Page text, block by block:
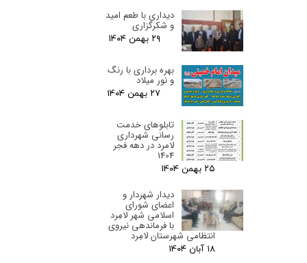
دیداری با طعم امید
و شکرگزاری
۲۹ بهمن ۰۴
بهره برداری با رنگ
و نور میلاد
۲۷ بهمن ۰۴
تابلوهای خدمت
رسانی شهرداری
لامرد در دهه فجر
1404
۲۵ بهمن ۰۴
دیدار شهردار و
اعضای شورای
اسلامی شهر لامِرد
با فرماندهی نیروی
انتظامی شهرستان لامِرد
۱۸ آبان ۰۴